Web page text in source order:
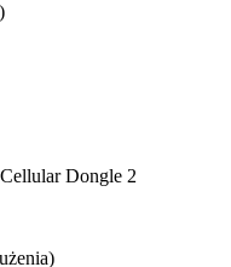
Dongle 2